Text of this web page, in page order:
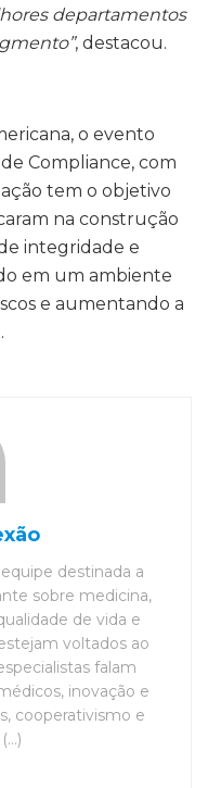
departamentos
, destacou.
o evento
Compliance, com
tem o objetivo
na construção
integridade e
em um ambiente
e aumentando a
destinada a
sobre medicina,
de vida e
voltados ao
falam
inovação e
cooperativismo e